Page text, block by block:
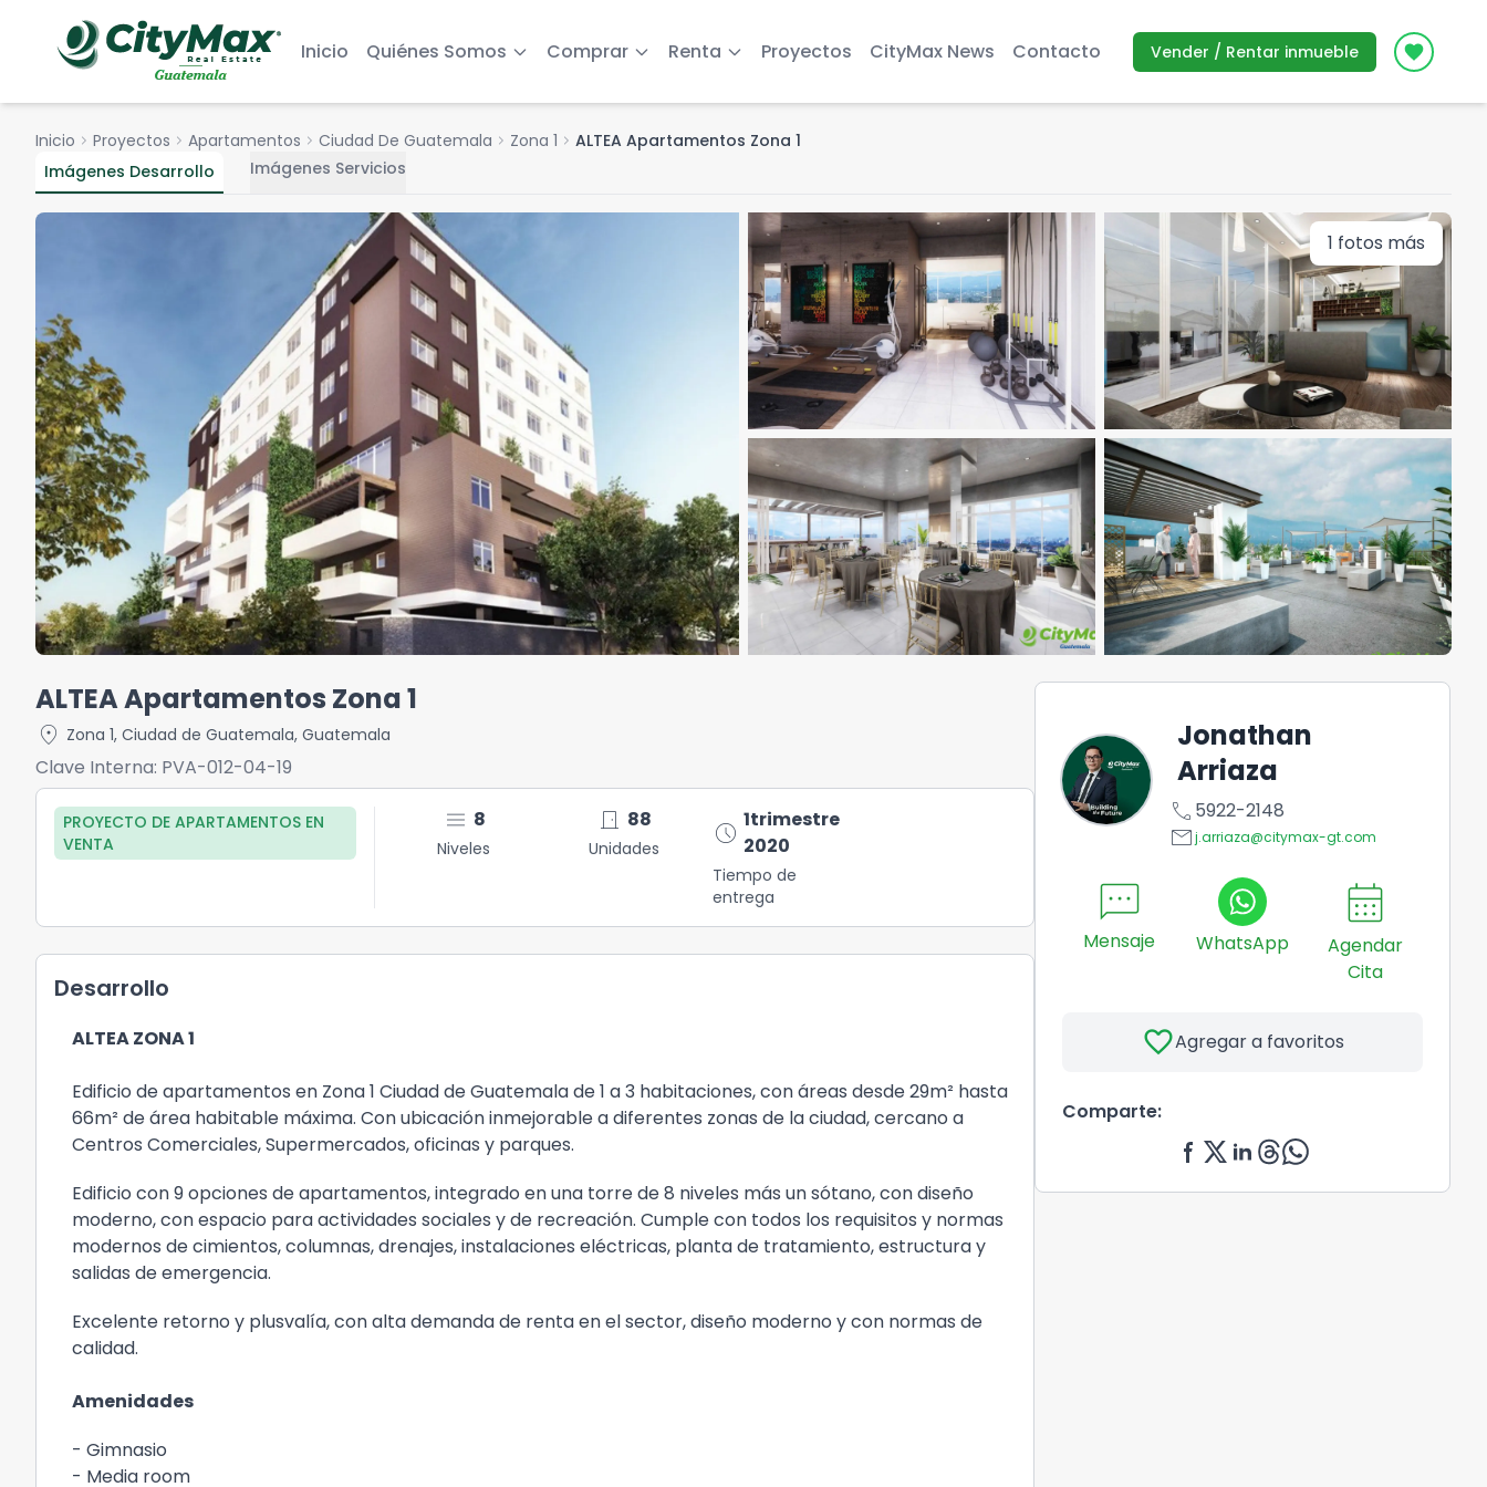
Inicio Quiénes Somos Comprar Renta Proyectos CityMax News Contacto Vender / Rentar inmueble Icon
Inicio chevron_right Proyectos chevron_right Apartamentos chevron_right Ciudad De Guatemala chevron_right Zona 1 chevron_right ALTEA Apartamentos Zona 1
Imágenes Desarrollo
Imágenes Servicios
1 fotos más
ALTEA Apartamentos Zona 1
location_on Zona 1, Ciudad de Guatemala, Guatemala
Clave Interna: PVA-012-04-19
PROYECTO DE APARTAMENTOS EN
VENTA
menu 8
Niveles
door_front 88
Unidades schedule 1trimestre
2020
Tiempo de
entrega
Desarrollo
ALTEA ZONA 1
Edificio de apartamentos en Zona 1 Ciudad de Guatemala de 1 a 3 habitaciones, con áreas desde 29m² hasta
66m² de área habitable máxima. Con ubicación inmejorable a diferentes zonas de la ciudad, cercano a
Centros Comerciales, Supermercados, oficinas y parques.
Edificio con 9 opciones de apartamentos, integrado en una torre de 8 niveles más un sótano, con diseño
moderno, con espacio para actividades sociales y de recreación. Cumple con todos los requisitos y normas
modernos de cimientos, columnas, drenajes, instalaciones eléctricas, planta de tratamiento, estructura y
salidas de emergencia.
Excelente retorno y plusvalía, con alta demanda de renta en el sector, diseño moderno y con normas de
calidad.
Amenidades
- Gimnasio
- Media room
Jonathan
Arriaza
call 5922-2148
emailj.arriaza@citymax-gt.com
sms
Mensaje WhatsApp
calendar_month
Agendar
Cita
favoriteAgregar a favoritos
Comparte: